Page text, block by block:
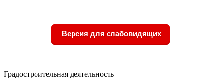
Версия для слабовидящих
Градостроительная деятельность